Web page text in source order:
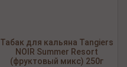
Табак для кальяна Tangiers
NOIR Summer Resort
(фруктовый микс) 250г